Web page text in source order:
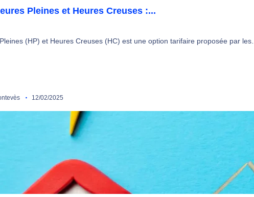
Pleines et Heures Creuses :...
(HP) et Heures Creuses (HC) est une option tarifaire proposée par les...
12/02/2025